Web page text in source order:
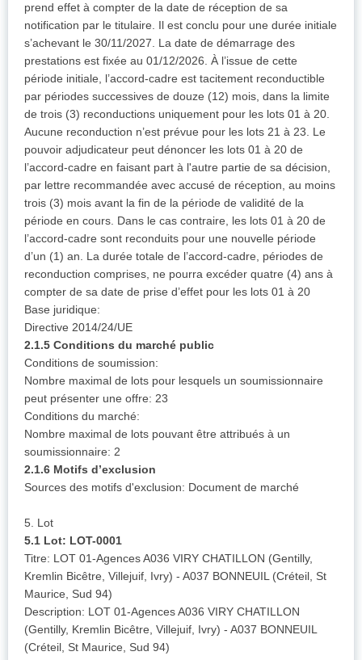
prend effet à compter de la date de réception de sa
notification par le titulaire. Il est conclu pour une durée initiale
s’achevant le 30/11/2027. La date de démarrage des
prestations est fixée au 01/12/2026. À l’issue de cette
période initiale, l’accord-cadre est tacitement reconductible
par périodes successives de douze (12) mois, dans la limite
de trois (3) reconductions uniquement pour les lots 01 à 20.
Aucune reconduction n’est prévue pour les lots 21 à 23. Le
pouvoir adjudicateur peut dénoncer les lots 01 à 20 de
l’accord-cadre en faisant part à l'autre partie de sa décision,
par lettre recommandée avec accusé de réception, au moins
trois (3) mois avant la fin de la période de validité de la
période en cours. Dans le cas contraire, les lots 01 à 20 de
l’accord-cadre sont reconduits pour une nouvelle période
d’un (1) an. La durée totale de l’accord-cadre, périodes de
reconduction comprises, ne pourra excéder quatre (4) ans à
compter de sa date de prise d’effet pour les lots 01 à 20
Base juridique:
Directive 2014/24/UE
2.1.5 Conditions du marché public
Conditions de soumission:
Nombre maximal de lots pour lesquels un soumissionnaire
peut présenter une offre: 23
Conditions du marché:
Nombre maximal de lots pouvant être attribués à un
soumissionnaire: 2
2.1.6 Motifs d’exclusion
Sources des motifs d'exclusion: Document de marché
5. Lot
5.1 Lot: LOT-0001
Titre: LOT 01-Agences A036 VIRY CHATILLON (Gentilly,
Kremlin Bicêtre, Villejuif, Ivry) - A037 BONNEUIL (Créteil, St
Maurice, Sud 94)
Description: LOT 01-Agences A036 VIRY CHATILLON
(Gentilly, Kremlin Bicêtre, Villejuif, Ivry) - A037 BONNEUIL
(Créteil, St Maurice, Sud 94)